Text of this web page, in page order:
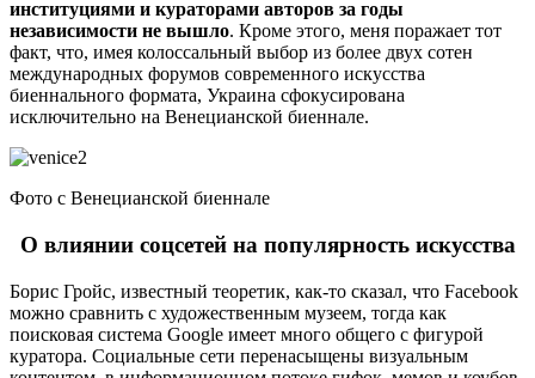
институциями и кураторами авторов за годы
независимости не вышло. Кроме этого, меня поражает тот
факт, что, имея колоссальный выбор из более двух сотен
международных форумов современного искусства
биеннального формата, Украина сфокусирована
исключительно на Венецианской биеннале.
Фото с Венецианской биеннале
О влиянии соцсетей на популярность искусства
Борис Гройс, известный теоретик, как-то сказал, что Facebook
можно сравнить с художественным музеем, тогда как
поисковая система Google имеет много общего с фигурой
куратора. Социальные сети перенасыщены визуальным